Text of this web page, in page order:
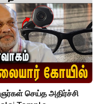
செய்த அதிர்ச்சி